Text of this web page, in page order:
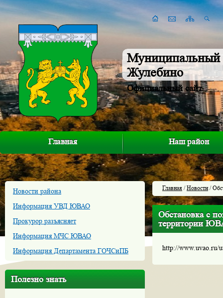
Муниципальный
Жулебино
Официальный сайт
Главная Наш район
Новости района
Информация УВД ЮВАО
Прокурор разъясняет
Информация МЧС ЮВАО
Информация Департамента ГОЧСиПБ
Полезно знать
Главная /Новости/
Обстановка с
территории
http://www.uvao.ru/